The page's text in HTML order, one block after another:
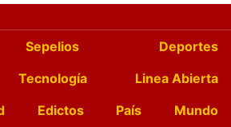
Sepelios
Deportes
Tecnología
Linea Abierta
Edictos País
Mundo